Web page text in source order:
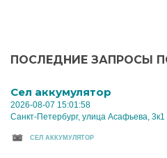
ПОСЛЕДНИЕ ЗАПРОСЫ
Cел аккумулятор
2026-08-07 15:01:58
Санкт-Петербург, улица Асафьева, 3к1
CЕЛ АККУМУЛЯТОР